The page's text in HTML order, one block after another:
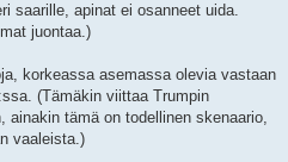
saarille, apinat ei osanneet uida.
juontaa.)
korkeassa asemassa olevia vastaan
(Tämäkin viittaa Trumpin
ainakin tämä on todellinen skenaario,
vaaleista.)